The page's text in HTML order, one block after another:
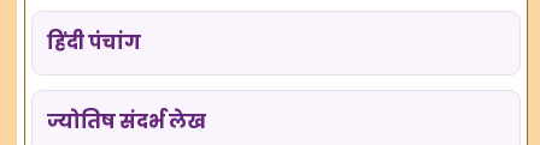
हिंदी पंचांग
ज्योतिष संदर्भ लेख